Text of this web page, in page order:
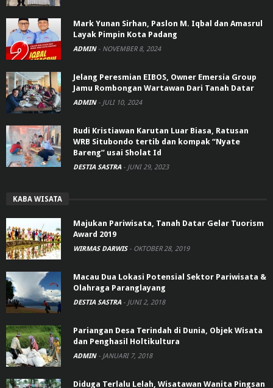
Mark Yunan Sirhan, Paslon M. Iqbal dan Amasrul
Layak Pimpin Kota Padang
ADMIN - NOVEMBER 8, 2024
Jelang Peresmian EIBOS, Owner Emersia Group
Jamu Rombongan Wartawan Dari Tanah Datar
ADMIN - JULI 10, 2024
Rudi Kristiawan Karutan Luar Biasa, Ratusan
WRB Situbondo tertib dan kompak “Nyate
Bareng” usai Sholat Id
DESTIA SASTRA - JUNI 29, 2023
KABA WISATA
Majukan Pariwisata, Tanah Datar Gelar Tuorism
Award 2019
WIRMAS DARWIS - OKTOBER 28, 2019
Macau Dua Lokasi Potensial Sektor Pariwisata &
Olahraga Paranglayang
DESTIA SASTRA - JUNI 2, 2018
Pariangan Desa Terindah di Dunia, Objek Wisata
dan Penghasil Holtikultura
ADMIN - JANUARI 7, 2018
Diduga Terlalu Lelah, Wisatawan Wanita Pingsan